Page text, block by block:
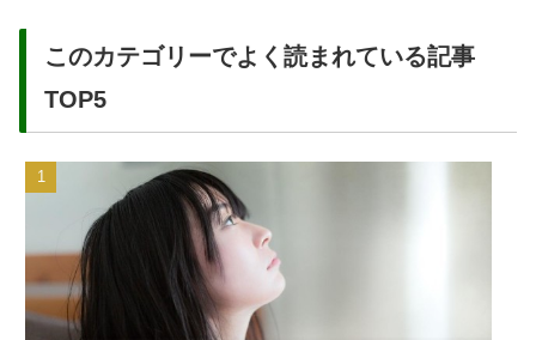
このカテゴリーでよく読まれている記事
TOP5